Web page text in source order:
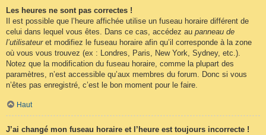
Les heures ne sont pas correctes !
Il est possible que l’heure affichée utilise un fuseau horaire différent de
celui dans lequel vous êtes. Dans ce cas, accédez au panneau de
l’utilisateuret modifiez le fuseau horaire afin qu’il corresponde à la zone
où vous vous trouvez (ex : Londres, Paris, New York, Sydney, etc.).
Notez que la modification du fuseau horaire, comme la plupart des
paramètres, n’est accessible qu’aux membres du forum. Donc si vous
n’êtes pas enregistré, c’est le bon moment pour le faire.
Haut
J’ai changé mon fuseau horaire et l’heure est toujours incorrecte !